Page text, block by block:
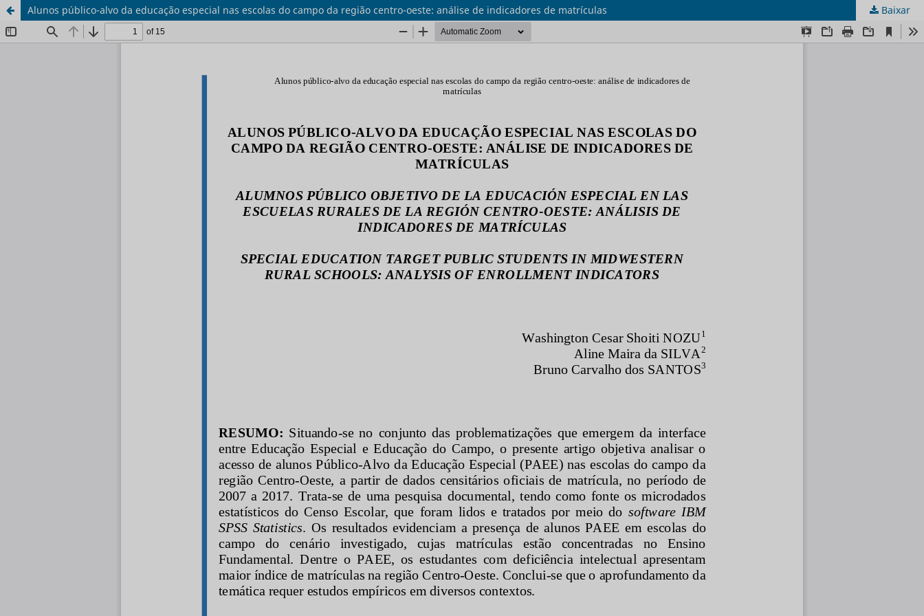
Alunos público-alvo da educação especial nas escolas do campo da região centro-oeste: análise de indicadores de matrículas Baixar